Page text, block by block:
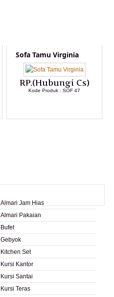
Sofa Tamu Virginia
RP.(Hubungi Cs)
Kode Produk : SOF 47
Almari Jam Hias
Almari Pakaian
Bufet
Gebyok
Kitchen Set
Kursi Kantor
Kursi Santai
Kursi Teras